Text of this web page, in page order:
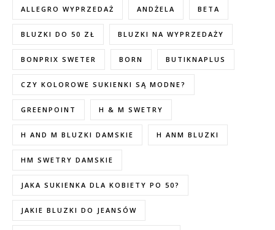
ALLEGRO WYPRZEDAŻ ANDŻELA BETA
BLUZKI DO 50 ZŁ BLUZKI NA WYPRZEDAŻY
BONPRIX SWETER BORN BUTIKNAPLUS
CZY KOLOROWE SUKIENKI SĄ MODNE?
GREENPOINT H & M SWETRY
H AND M BLUZKI DAMSKIE H ANM BLUZKI
HM SWETRY DAMSKIE
JAKA SUKIENKA DLA KOBIETY PO 50?
JAKIE BLUZKI DO JEANSÓW